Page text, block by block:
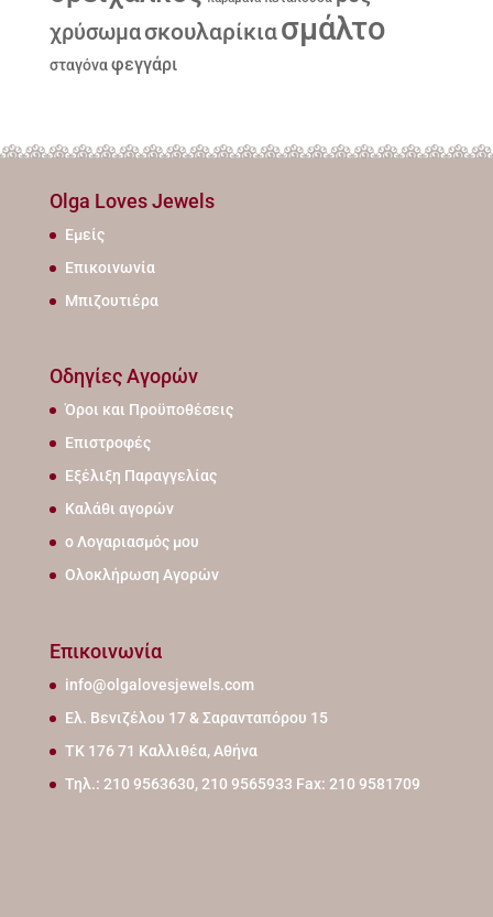
χρύσωμασκουλαρίκιασμάλτο
σταγόνα φεγγάρι
Olga Loves Jewels
Εμείς
Επικοινωνία
Μπιζουτιέρα
Οδηγίες Αγορών
Όροι και Προϋποθέσεις
Επιστροφές
Εξέλιξη Παραγγελίας
Καλάθι αγορών
ο Λογαριασμός μου
Ολοκλήρωση Αγορών
Επικοινωνία
info@olgalovesjewels.com
Ελ. Βενιζέλου 17 & Σαρανταπόρου 15
ΤΚ 176 71 Καλλιθέα, Αθήνα
Τηλ.: 210 9563630, 210 9565933 Fax: 210 9581709